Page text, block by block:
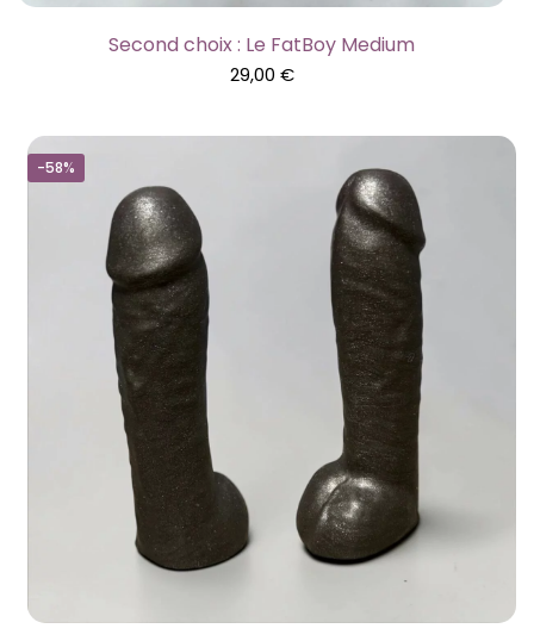
Second choix : Le FatBoy Medium
29,00 €
-58%